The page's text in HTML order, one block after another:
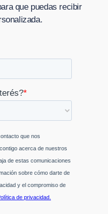
que puedas recibir